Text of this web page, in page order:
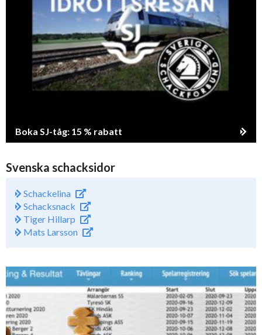
Boka SJ-tåg: 15 % rabatt
Svenska schacksidor
Schackelina
Schacksnack
Tiger Hillarp
Mats Larsson